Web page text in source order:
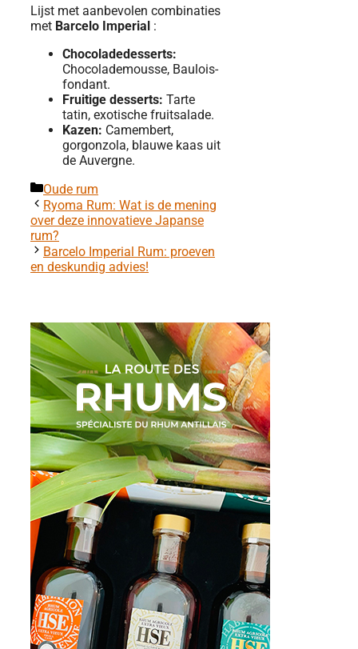
Lijst met aanbevolen combinaties
met Barcelo Imperial :
Chocoladedesserts:
Chocolademousse, Baulois-
fondant.
Fruitige desserts: Tarte
tatin, exotische fruitsalade.
Kazen: Camembert,
gorgonzola, blauwe kaas uit
de Auvergne.
Categorieën
Oude rum
Ryoma Rum: Wat is de mening
over deze innovatieve Japanse
rum?
Barcelo Imperial Rum: proeven
en deskundig advies!